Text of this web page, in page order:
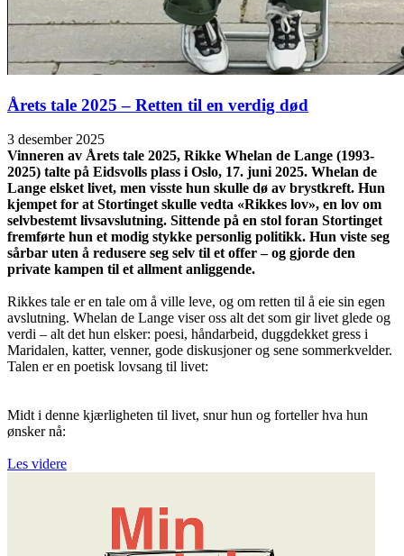
Årets tale 2025 – Retten til en verdig død
3 desember 2025
Vinneren av Årets tale 2025, Rikke Whelan de Lange (1993-
2025) talte på Eidsvolls plass i Oslo, 17. juni 2025. Whelan de
Lange elsket livet, men visste hun skulle dø av brystkreft. Hun
kjempet for at Stortinget skulle vedta «Rikkes lov», en lov om
selvbestemt livsavslutning. Sittende på en stol foran Stortinget
fremførte hun et modig stykke personlig politikk. Hun viste seg
sårbar uten å redusere seg selv til et offer – og gjorde den
private kampen til et allment anliggende.
Rikkes tale er en tale om å ville leve, og om retten til å eie sin egen
avslutning. Whelan de Lange viser oss alt det som gir livet glede og
verdi – alt det hun elsker: poesi, håndarbeid, duggdekket gress i
Maridalen, katter, venner, gode diskusjoner og sene sommerkvelder.
Talen er en poetisk lovsang til livet:
Midt i denne kjærligheten til livet, snur hun og forteller hva hun
ønsker nå:
Les videre